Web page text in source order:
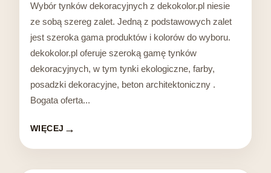
Wybór tynków dekoracyjnych z dekokolor.pl niesie
ze sobą szereg zalet. Jedną z podstawowych zalet
jest szeroka gama produktów i kolorów do wyboru.
dekokolor.pl oferuje szeroką gamę tynków
dekoracyjnych, w tym tynki ekologiczne, farby,
posadzki dekoracyjne, beton architektoniczny .
Bogata oferta...
WIĘCEJ